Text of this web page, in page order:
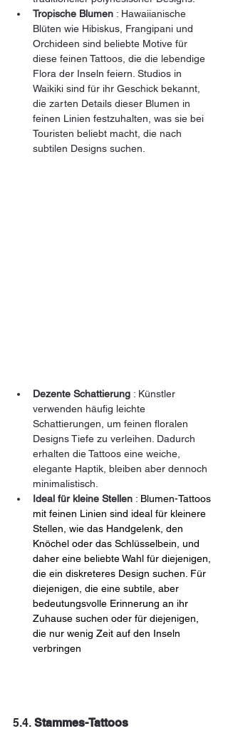
Tropische Blumen : Hawaiianische
Blüten wie Hibiskus, Frangipani und
Orchideen sind beliebte Motive für
diese feinen Tattoos, die die lebendige
Flora der Inseln feiern. Studios in
Waikiki sind für ihr Geschick bekannt,
die zarten Details dieser Blumen in
feinen Linien festzuhalten, was sie bei
Touristen beliebt macht, die nach
subtilen Designs suchen.
Dezente Schattierung : Künstler
verwenden häufig leichte
Schattierungen, um feinen floralen
Designs Tiefe zu verleihen. Dadurch
erhalten die Tattoos eine weiche,
elegante Haptik, bleiben aber dennoch
minimalistisch.
Ideal für kleine Stellen : Blumen-Tattoos
mit feinen Linien sind ideal für kleinere
Stellen, wie das Handgelenk, den
Knöchel oder das Schlüsselbein, und
daher eine beliebte Wahl für diejenigen,
die ein diskreteres Design suchen. Für
diejenigen, die eine subtile, aber
bedeutungsvolle Erinnerung an ihr
Zuhause suchen oder für diejenigen,
die nur wenig Zeit auf den Inseln
verbringen
5.4. Stammes-Tattoos